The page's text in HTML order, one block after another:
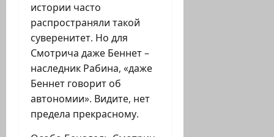
истории часто
распространяли такой
суверенитет. Но для
Смотрича даже Беннет –
наследник Рабина, «даже
Беннет говорит об
автономии». Видите, нет
предела прекрасному.